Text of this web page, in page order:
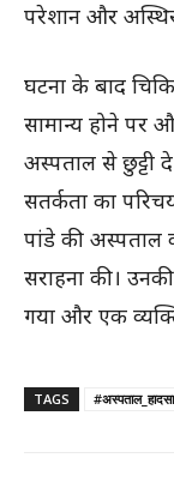
परेशान और
घटना के बाद
सामान्य होने पर
अस्पताल से छुट्टी
सतर्कता का
पांडे की अस्पताल
सराहना की।
गया और एक
TAGS #अस्पताल_हादसा